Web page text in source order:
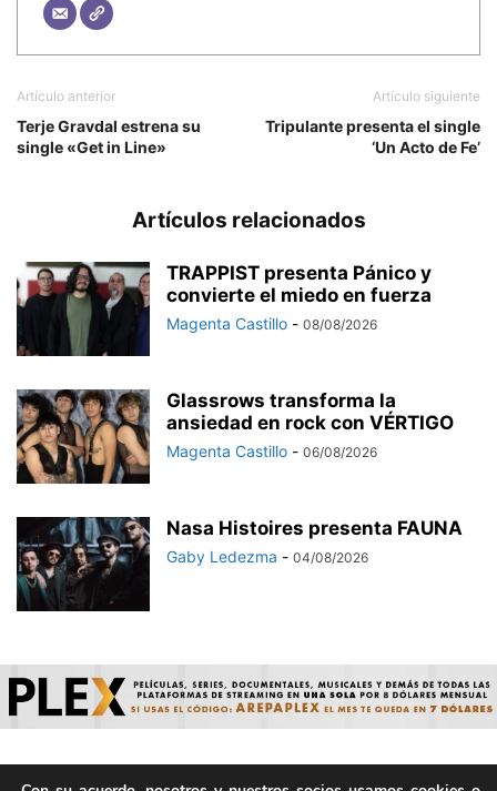
Artículo anterior
Terje Gravdal estrena su
single «Get in Line»
Artículo siguiente
Tripulante presenta el single
‘Un Acto de Fe’
Artículos relacionados
TRAPPIST presenta Pánico y
convierte el miedo en fuerza
Magenta Castillo - 08/08/2026
Glassrows transforma la
ansiedad en rock con VÉRTIGO
Magenta Castillo - 06/08/2026
Nasa Histoires presenta FAUNA
Gaby Ledezma - 04/08/2026